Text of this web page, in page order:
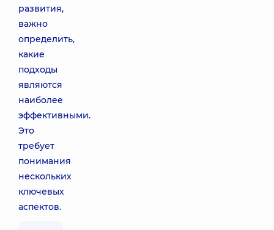
развития,
важно
определить,
какие
подходы
являются
наиболее
эффективными.
Это
требует
понимания
нескольких
ключевых
аспектов.